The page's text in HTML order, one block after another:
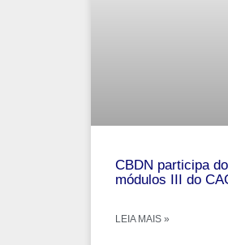
CBDN participa
módulos III do
LEIA MAIS »